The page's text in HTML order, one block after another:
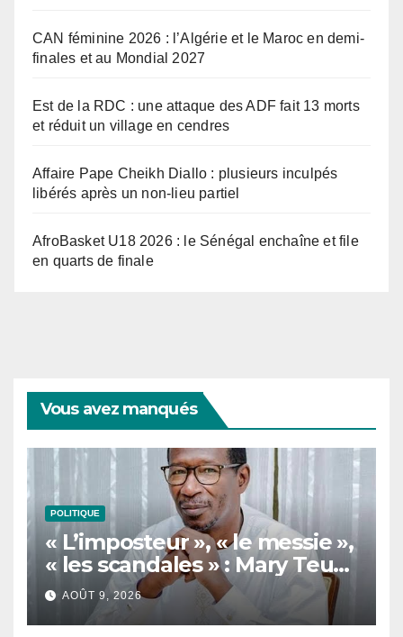
CAN féminine 2026 : l’Algérie et le Maroc en demi-
finales et au Mondial 2027
Est de la RDC : une attaque des ADF fait 13 morts
et réduit un village en cendres
Affaire Pape Cheikh Diallo : plusieurs inculpés
libérés après un non-lieu partiel
AfroBasket U18 2026 : le Sénégal enchaîne et file
en quarts de finale
Vous avez manqués
POLITIQUE
« L’imposteur », « le messie »,
« les scandales » : Mary Teuw
Niane cible les dérives d’un
leader politique
AOÛT 9, 2026